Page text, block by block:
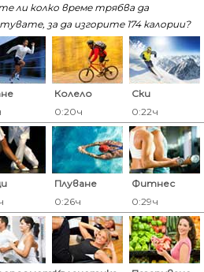
ли колко време трябва да
за да изгорите 174 калoрии?
Колело
0:20ч
Ски
0:22ч
Плуване
0:26ч
Фитнес
0:29ч